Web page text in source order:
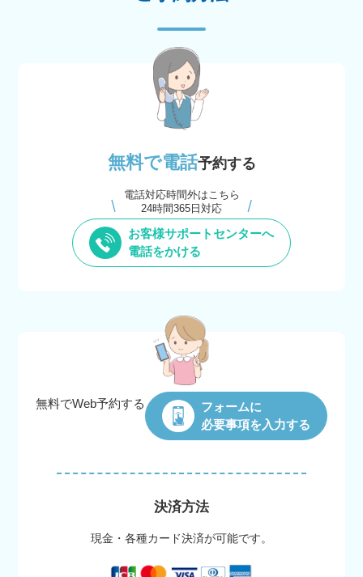
無料で電話予約する
電話対応時間外はこちら
24時間365日対応
お客様サポートセンターへ
電話をかける
無料でWeb予約する
フォームに
必要事項を入力する
決済方法
現金・各種カード決済が可能です。